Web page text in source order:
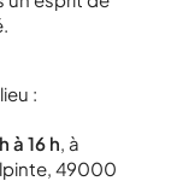
:
à 16 h, à
49000